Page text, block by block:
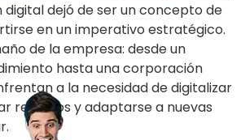
dejó de ser un concepto de
en un imperativo estratégico.
de la empresa: desde un
hasta una corporación
a la necesidad de digitalizar
recursos y adaptarse a nuevas